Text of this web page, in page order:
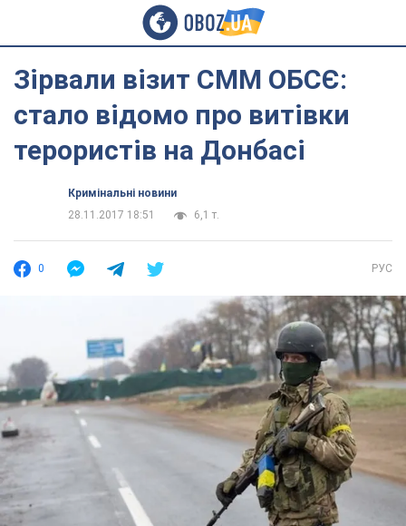
Зірвали візит СММ ОБСЄ:
стало відомо про витівки
терористів на Донбасі
Кримінальні новини
28.11.2017 18:51
6,1 т.
0 РУС